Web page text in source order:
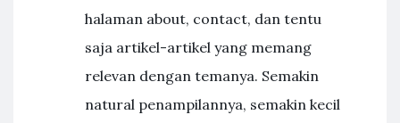
halaman about, contact, dan tentu
saja artikel-artikel yang memang
relevan dengan temanya. Semakin
natural penampilannya, semakin kecil